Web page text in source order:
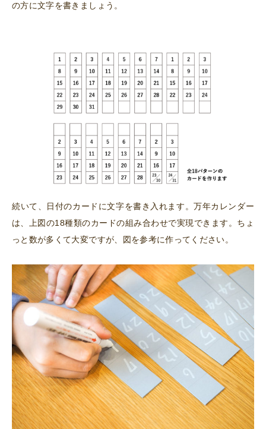
の方に文字を書きましょう。
続いて、日付のカードに文字を書き入れます。万年カレンダー
は、上図の18種類のカードの組み合わせで実現できます。ちょ
っと数が多くて大変ですが、図を参考に作ってください。